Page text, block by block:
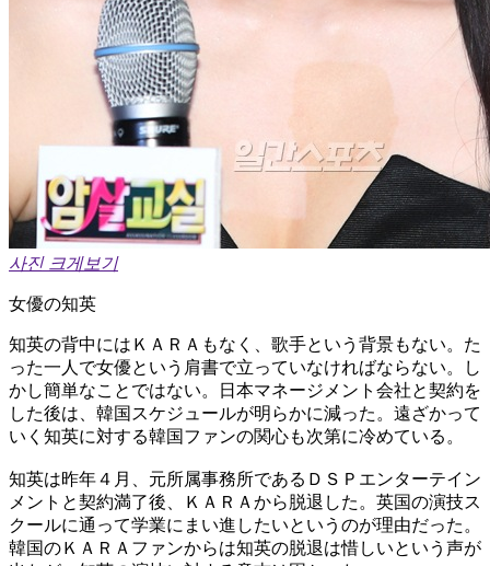
사진 크게보기
女優の知英
知英の背中にはＫＡＲＡもなく、歌手という背景もない。た
った一人で女優という肩書で立っていなければならない。し
かし簡単なことではない。日本マネージメント会社と契約を
した後は、韓国スケジュールが明らかに減った。遠ざかって
いく知英に対する韓国ファンの関心も次第に冷めている。
知英は昨年４月、元所属事務所であるＤＳＰエンターテイン
メントと契約満了後、ＫＡＲＡから脱退した。英国の演技ス
クールに通って学業にまい進したいというのが理由だった。
韓国のＫＡＲＡファンからは知英の脱退は惜しいという声が